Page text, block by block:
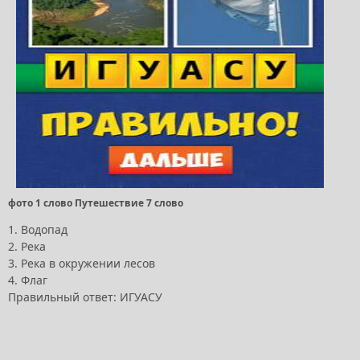
фото 1 слово Путешествие 7 слово
1. Водопад
2. Река
3. Река в окружении лесов
4. Флаг
Правильный ответ: ИГУАСУ